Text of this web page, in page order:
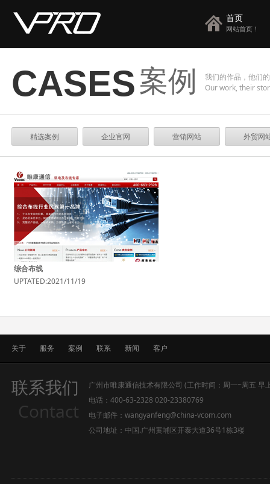
首页
网站首页！
CASES案例
我们的作品，他们
Our work, their
精选案例 企业官网 营销网站 外贸网
综合布线
UPTATED:2021/11/19
关于 服务 案例 联系 新闻 客户
联系我们
Contact
广州市唯康通信技术有限公司 (工作时间：周一~周五 早
电话：400-63-2328 020-23380769
电子邮件：wangyanfeng@china-vcom.com
公司地址：中国.广州黄埔区开泰大道36号1栋3楼